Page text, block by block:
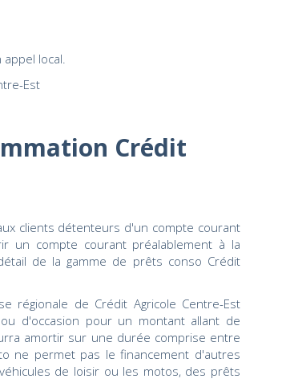
local.
Est
Crédit
clients détenteurs d'un compte courant
un compte courant préalablement à la
de la gamme de prêts conso Crédit
régionale de Crédit Agricole Centre-Est
d'occasion pour un montant allant de
amortir sur une durée comprise entre
ne permet pas le financement d'autres
de loisir ou les motos, des prêts